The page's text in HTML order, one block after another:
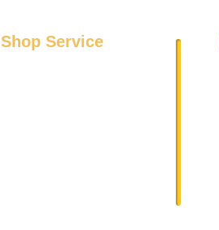
Shop Service